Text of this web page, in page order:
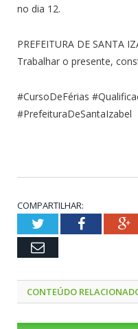
no dia 12.
PREFEITURA DE SANTA
Trabalhar o presente,
#CursoDeFérias
#PrefeituraDeSantaIzabel
COMPARTILHAR:
TwitterFacebook
Email
CONTEÚDO